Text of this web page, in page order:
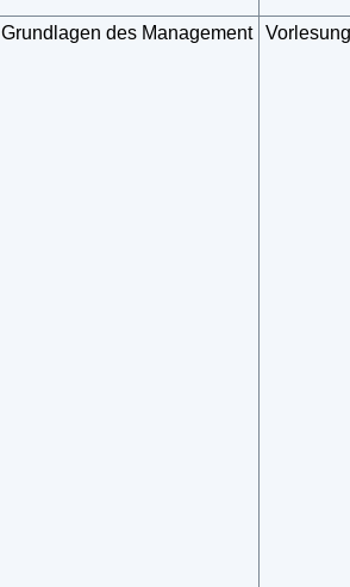
Grundlagen des Management Vorlesung